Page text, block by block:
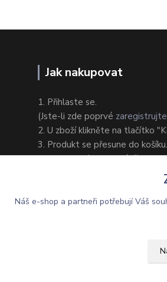
Jak nakupovat
1. Přihlaste se.
(Jste-li zde poprvé
2. U zboží klikněte na tlačítko
3. Produkt se přesune do košíku.
4. Zvolte způsob dodání/platby.
Náš e-shop a partneři potřebují Váš